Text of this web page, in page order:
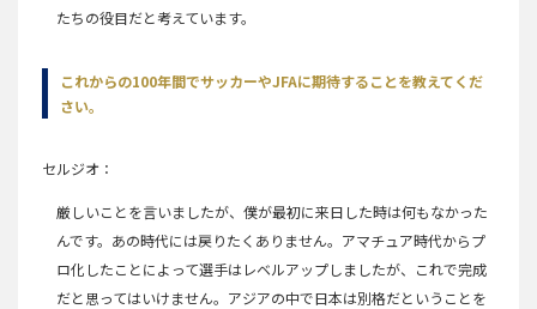
たちの役目だと考えています。
これからの100年間でサッカーやJFAに期待することを教えてくだ
さい。
セルジオ
厳しいことを言いましたが、僕が最初に来日した時は何もなかった
んです。あの時代には戻りたくありません。アマチュア時代からプ
ロ化したことによって選手はレベルアップしましたが、これで完成
だと思ってはいけません。アジアの中で日本は別格だということを